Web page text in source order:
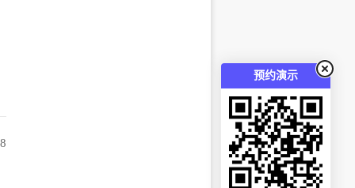
预约演示